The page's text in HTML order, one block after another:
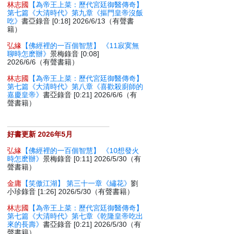
林志國
【為帝王上菜：歷代宮廷御醫傳奇】
第七篇《大清時代》第九章《摳門皇帝沒飯
吃》書亞錄音 [0:18] 2026/6/13（有聲書
籍）
弘緣 【佛經裡的一百個智慧】 《11寂寞無
聊時怎麽辦》景梅錄音 [0:08]
2026/6/6（有聲書籍）
林志國
【為帝王上菜：歷代宮廷御醫傳奇】
第七篇《大清時代》第八章《喜歡殺廚師的
嘉慶皇帝》書亞錄音 [0:21] 2026/6/6（有
聲書籍）
好書更新 2026年5月
弘緣 【佛經裡的一百個智慧】 《10想發火
時怎麽辦》景梅錄音 [0:11] 2026/5/30（有
聲書籍）
金庸 【笑傲江湖】 第三十一章《繡花》劉
小珍錄音 [1:26] 2026/5/30（有聲書籍）
林志國
【為帝王上菜：歷代宮廷御醫傳奇】
第七篇《大清時代》第七章《乾隆皇帝吃出
來的長壽》書亞錄音 [0:21] 2026/5/30（有